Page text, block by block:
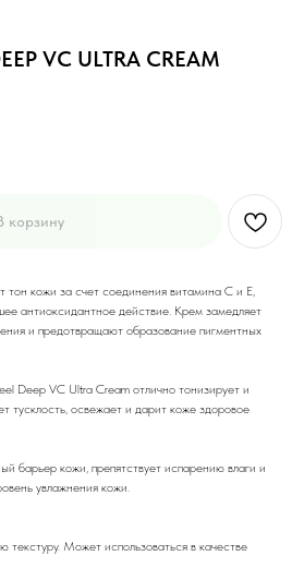
VC ULTRA CREAM
корзину
тон кожи за счет соединения витамина С и Е,
антиоксидантное действие. Крем замедляет
и предотвращают образование пигментных
Deep VC Ultra Cream отлично тонизирует и
тусклость, освежает и дарит коже здоровое
барьер кожи, препятствует испарению влаги и
увлажнения кожи.
текстуру. Может использоваться в качестве